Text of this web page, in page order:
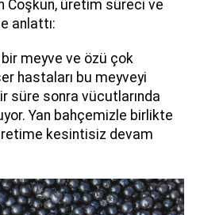
Coşkun, üretim süreci ve
anlattı:
meyve ve özü çok
hastaları bu meyveyi
süre sonra vücutlarında
Yan bahçemizle birlikte
kesintisiz devam